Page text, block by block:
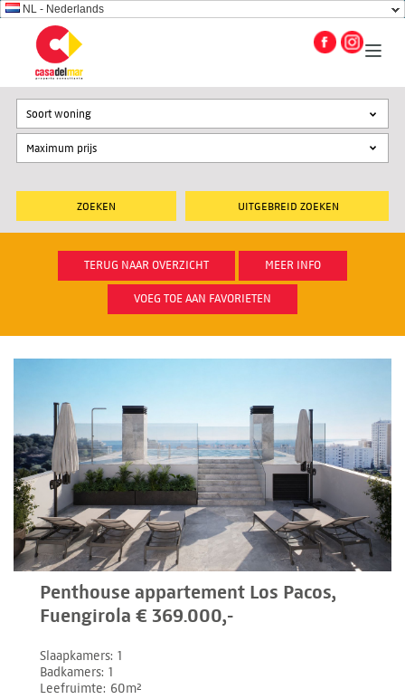
NL - Nederlands
UITGEBREID ZOEKEN
Soort woning
TERUG NAAR OVERZICHT MEER INFO
VOEG TOE AAN FAVORIETEN
Penthouse appartement Los Pacos,
Fuengirola € 369.000,-
Slaapkamers 1
Badkamers 1
Leefruimte 60m²